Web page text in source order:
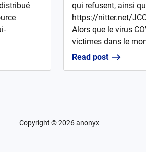
qui refusent, ainsi
https://nitter.net/
Alors que le virus
victimes dans le
Read post
Copyright ©2026anonyx